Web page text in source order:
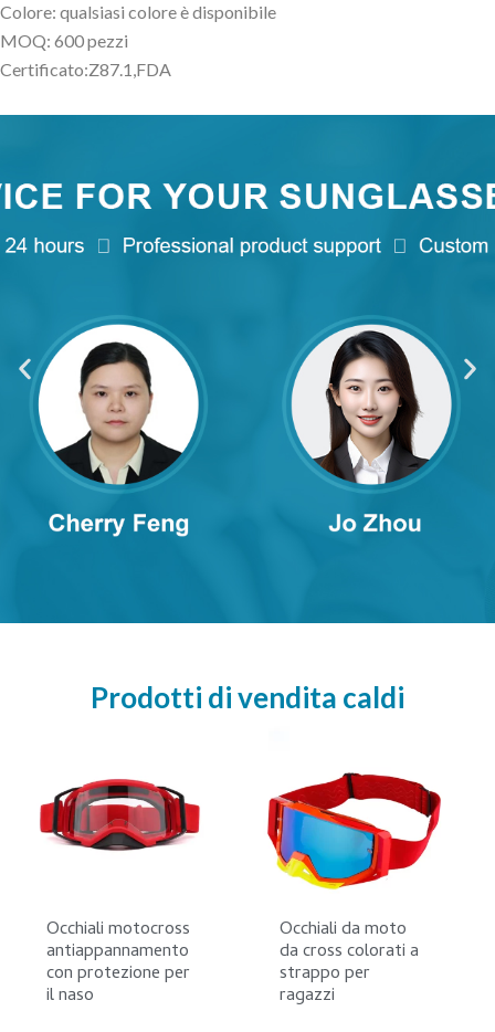
Colore: qualsiasi colore è disponibile
MOQ: 600 pezzi
Certificato:Z87.1,FDA
Prodotti di vendita caldi
Occhiali motocross
antiappannamento
con protezione per
il naso
Occhiali da moto
da cross colorati a
strappo per
ragazzi